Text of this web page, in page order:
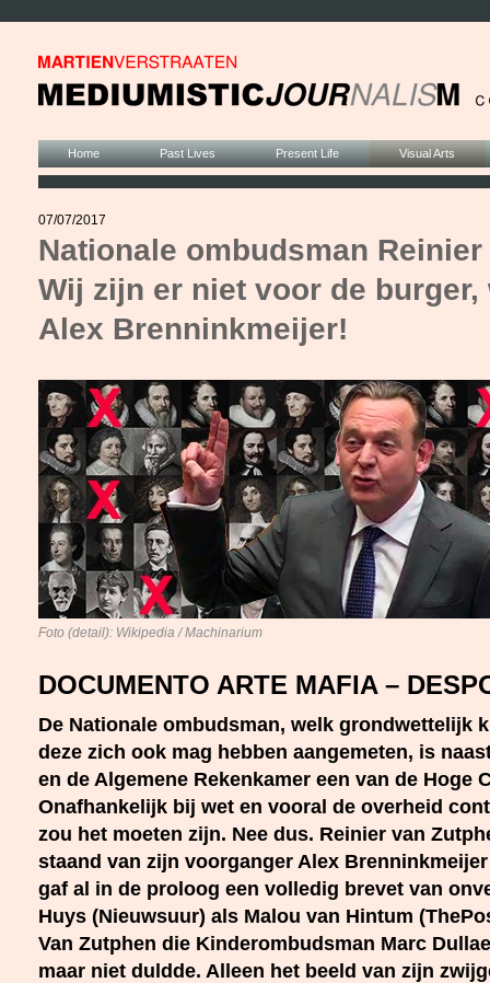
Home Past Lives Present Life Visual Arts
07/07/2017
Nationale ombudsman
Wij zijn er niet voor de
Alex Brenninkmeijer!
Foto (detail): Wikipedia / Machinarium
DOCUMENTO ARTE MAFIA –
De Nationale ombudsman, welk grondwettelijk
deze zich ook mag hebben aangemeten, is
en de Algemene Rekenkamer een van de Hoge
Onafhankelijk bij wet en vooral de overheid
zou het moeten zijn. Nee dus. Reinier van
staand van zijn voorganger Alex
gaf al in de proloog een volledig brevet van
Huys (Nieuwsuur) als Malou van Hintum
Van Zutphen die Kinderombudsman Marc
maar niet duldde. Alleen het beeld van zijn